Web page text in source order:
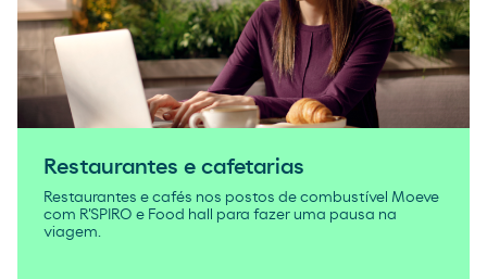
Restaurantes e cafetarias
Restaurantes e cafés nos postos de combustível Moeve
com R'SPIRO e Food hall para fazer uma pausa na
viagem.